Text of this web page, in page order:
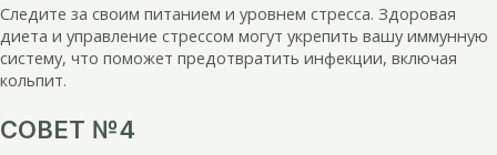
Следите за своим питанием и уровнем стресса. Здоровая
диета и управление стрессом могут укрепить вашу иммунную
систему, что поможет предотвратить инфекции, включая
кольпит.
СОВЕТ №4